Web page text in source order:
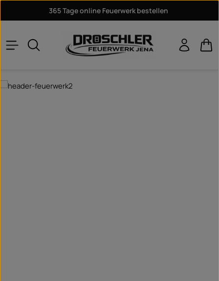
Zum Hauptinhalt springen365 Tage online Feuerwerk bestellen
Bildergalerie überspringen